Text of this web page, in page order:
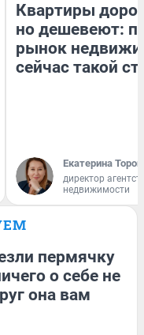
Квартиры
но дешевеют:
рынок
сейчас такой
Екатерина
директор
недвижимости
пермячку
о себе не
она вам